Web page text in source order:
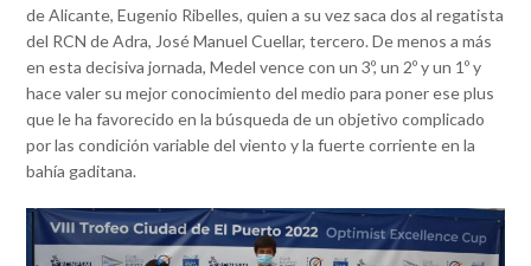
de Alicante, Eugenio Ribelles, quien a su vez saca dos al regatista
del RCN de Adra, José Manuel Cuellar, tercero. De menos a más
en esta decisiva jornada, Medel vence con un 3º, un 2º y un 1º y
hace valer su mejor conocimiento del medio para poner ese plus
que le ha favorecido en la búsqueda de un objetivo complicado
por las condición variable del viento y la fuerte corriente en la
bahía gaditana.